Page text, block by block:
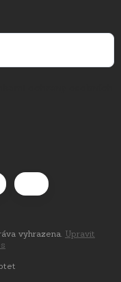
vyhrazena. Upravit